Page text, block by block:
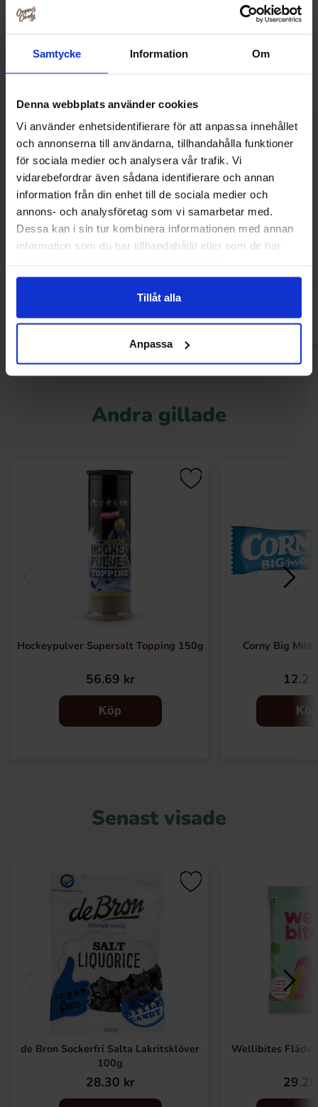
Samtycke Information Om
Denna webbplats använder cookies
Vi använder enhetsidentifierare för att anpassa innehållet
och annonserna till användarna, tillhandahålla funktioner
för sociala medier och analysera vår trafik. Vi
vidarebefordrar även sådana identifierare och annan
information från din enhet till de sociala medier och
annons- och analysföretag som vi samarbetar med.
Dessa kan i sin tur kombinera informationen med annan
information som du har tillhandahållit eller som de har
Tillåt alla
Anpassa
Nordthy Hårda Saltlakritsbåtar
Sockerfri 65g
Wellibites Ananas-
Vinbär
Andra gillade
Hockeypulver Supersalt Topping 150g
56.69 kr
Köp
Corny Big Milk
Köp
Senast visade
de Bron Sockerfri Salta Lakritsklöver
100g
28.30 kr
Wellibites